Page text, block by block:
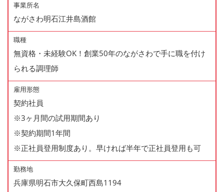
事業所名
ながさわ明石江井島酒館
職種
無資格・未経験OK！創業50年のながさわで手に職を付け
られる調理師
雇用形態
契約社員
※3ヶ月間の試用期間あり
※契約期間1年間
※正社員登用制度あり。早ければ半年で正社員登用も可
勤務地
兵庫県明石市大久保町西島1194